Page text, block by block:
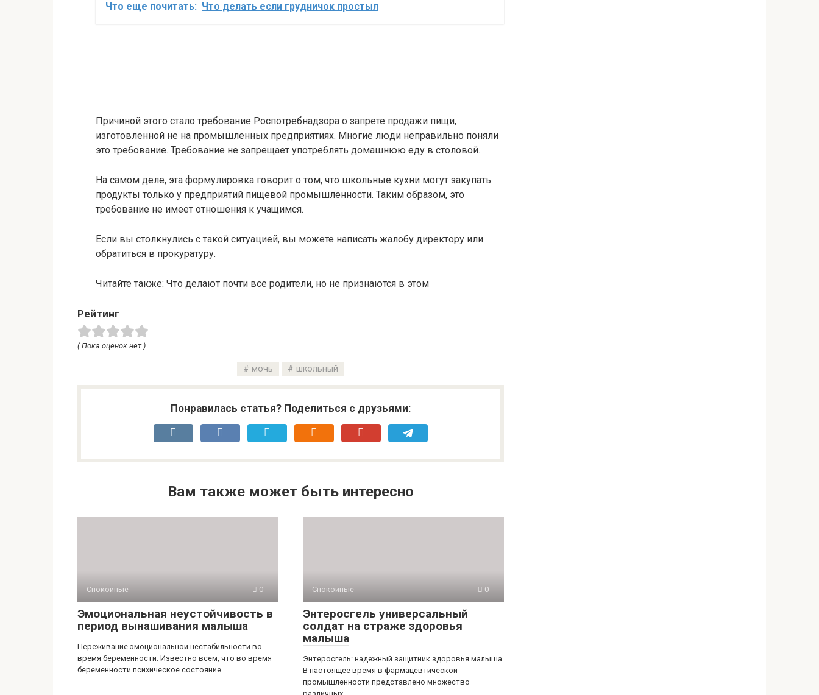
Что еще почитать: Что делать если грудничок простыл
Причиной этого стало требование Роспотребнадзора о запрете продажи пищи,
изготовленной не на промышленных предприятиях. Многие люди неправильно поняли
это требование. Требование не запрещает употреблять домашнюю еду в столовой.
На самом деле, эта формулировка говорит о том, что школьные кухни могут закупать
продукты только у предприятий пищевой промышленности. Таким образом, это
требование не имеет отношения к учащимся.
Если вы столкнулись с такой ситуацией, вы можете написать жалобу директору или
обратиться в прокуратуру.
Читайте также: Что делают почти все родители, но не признаются в этом
Рейтинг
( Пока оценок нет )
мочь школьный
Понравилась статья? Поделиться с друзьями:
Вам также может быть интересно
Спокойные 0
Эмоциональная неустойчивость в
период вынашивания малыша
Переживание эмоциональной нестабильности во
время беременности. Известно всем, что во время
беременности психическое состояние
Спокойные 0
Энтеросгель универсальный
солдат на страже здоровья
малыша
Энтеросгель: надежный защитник здоровья малыша
В настоящее время в фармацевтической
промышленности представлено множество